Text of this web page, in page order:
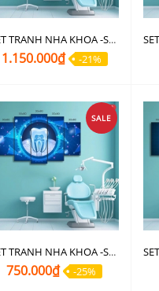
SET TRANH NHA KHOA -SET 56B
1.150.000₫ -21%
SALE
SET TRANH NHA KHOA -SET 46A
750.000₫ -25%